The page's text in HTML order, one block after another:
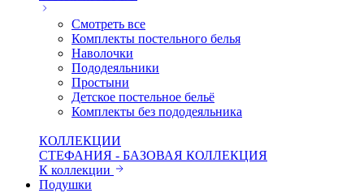
Смотреть все
Комплекты постельного белья
Наволочки
Пододеяльники
Простыни
Детское постельное бельё
Комплекты без пододеяльника
КОЛЛЕКЦИИ
СТЕФАНИЯ - БАЗОВАЯ КОЛЛЕКЦИЯ
К коллекции
Подушки